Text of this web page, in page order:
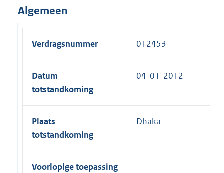
Algemeen
Verdragsnummer 012453
Datum
totstandkoming
04-01-2012
Plaats
totstandkoming
Dhaka
Voorlopige toepassing